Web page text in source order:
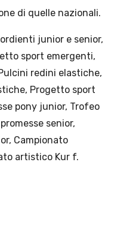
di quelle nazionali.
junior e senior,
sport emergenti,
redini elastiche,
Progetto sport
pony junior, Trofeo
senior,
Campionato
artistico Kur f.